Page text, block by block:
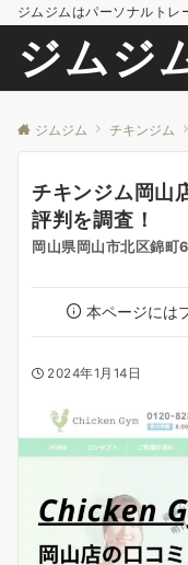
ジムジムはパーソナルトレ
ジムジ
ジムジム チキンジム
チキンジム岡山
評判を調査！
岡山県岡山市北区錦
本ページには
2024年1月14日